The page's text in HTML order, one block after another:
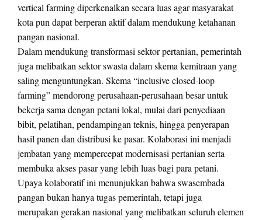
vertical farming diperkenalkan secara luas agar masyarakat
kota pun dapat berperan aktif dalam mendukung ketahanan
pangan nasional.
Dalam mendukung transformasi sektor pertanian, pemerintah
juga melibatkan sektor swasta dalam skema kemitraan yang
saling menguntungkan. Skema “inclusive closed-loop
farming” mendorong perusahaan-perusahaan besar untuk
bekerja sama dengan petani lokal, mulai dari penyediaan
bibit, pelatihan, pendampingan teknis, hingga penyerapan
hasil panen dan distribusi ke pasar. Kolaborasi ini menjadi
jembatan yang mempercepat modernisasi pertanian serta
membuka akses pasar yang lebih luas bagi para petani.
Upaya kolaboratif ini menunjukkan bahwa swasembada
pangan bukan hanya tugas pemerintah, tetapi juga
merupakan gerakan nasional yang melibatkan seluruh elemen